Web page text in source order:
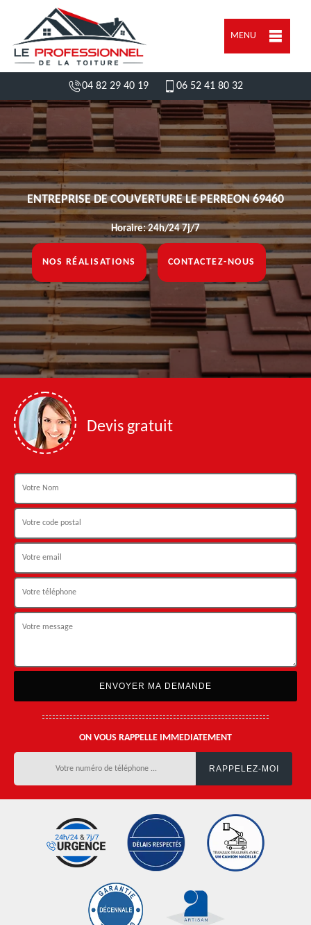
MENU
04 82 29 40 19 06 52 41 80 32
ENTREPRISE DE COUVERTURE LE PERREON 69460
Horaire: 24h/24 7j/7
NOS RÉALISATIONS CONTACTEZ-NOUS
Devis gratuit
ON VOUS RAPPELLE IMMEDIATEMENT